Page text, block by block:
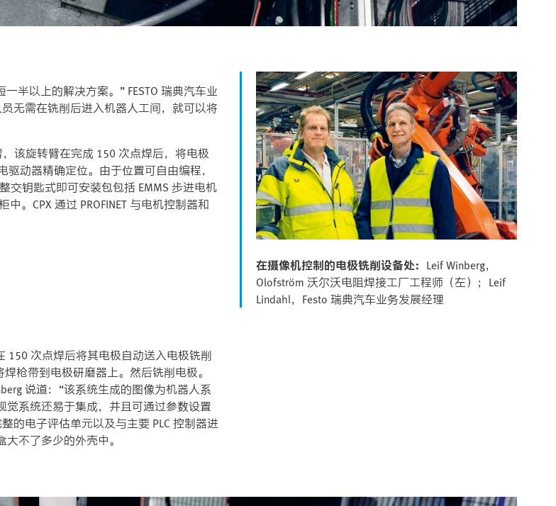
半以上的解决方案。” FESTO 瑞典汽车业
无需在铣削后进入机器人工间，就可以将
该旋转臂在完成 150 次点焊后，将电极
动器精确定位。由于位置可自由编程，
交钥匙式即可安装包包括 EMMS 步进电机
。CPX 通过 PROFINET 与电机控制器和
在摄像机控制的电极铣削设备处： Leif Winberg，
Olofström 沃尔沃电阻焊接工厂工程师（左）；Leif
Lindahl，Festo 瑞典汽车业务发展经理
150 次点焊后将其电极自动送入电极铣削
枪带到电极研磨器上。然后铣削电极。
说道：“该系统生成的图像为机器人系
系统还易于集成，并且可通过参数设置
的电子评估单元以及与主要 PLC 控制器进
不了多少的外壳中。